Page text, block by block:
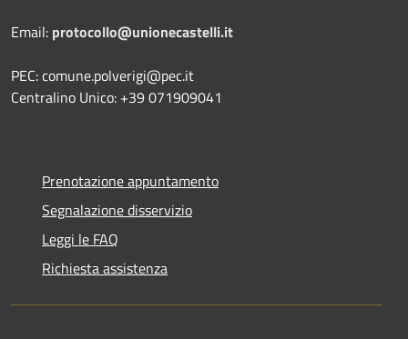
Email: protocollo@unionecastelli.it
PEC: comune.polverigi@pec.it
Centralino Unico: +39 071909041
Prenotazione appuntamento
Segnalazione disservizio
Leggi le FAQ
Richiesta assistenza